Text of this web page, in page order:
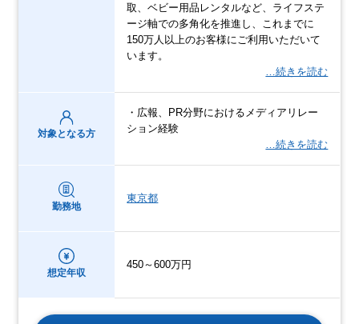
取、ベビー用品レンタルなど、ライフステ
ージ軸での多角化を推進し、これまでに
150万⼈以上のお客様にご利用いただいて
います。
…続きを読む
対象となる方
・広報、PR分野におけるメディアリレー
ション経験
…続きを読む
勤務地
東京都
想定年収
450～600万円